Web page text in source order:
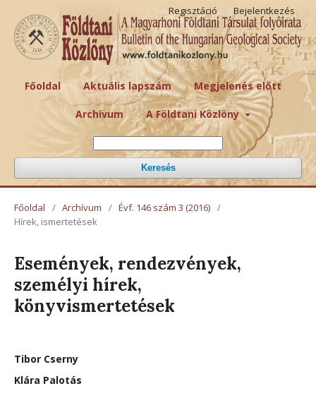
Főoldal Aktuális lapszám Megjelenés előtt
Archívum A Földtani Közlöny
Keresés
Regisztáció Bejelentkezés
Főoldal / Archívum / Évf. 146 szám 3 (2016) /
Hírek, ismertetések
Események, rendezvények,
személyi hírek,
könyvismertetések
Tibor Cserny
Klára Palotás